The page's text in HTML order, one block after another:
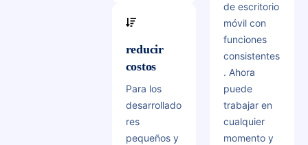
reducir
costos
Para los
desarrollado
res
pequeños y
de escritorio
móvil con
funciones
consistentes
. Ahora
puede
trabajar en
cualquier
momento y